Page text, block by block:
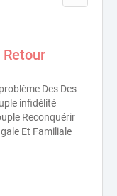
Des Des
infidélité
Reconquérir
Et Familiale